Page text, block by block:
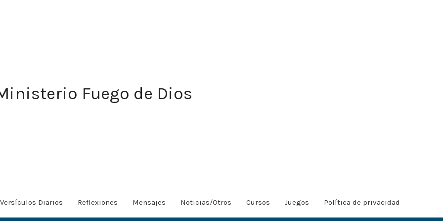
Fuego de Dios
Versículos Diarios Reflexiones Mensajes Noticias/Otros Cursos Juegos Política de privacidad